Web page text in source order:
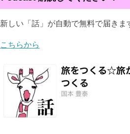
新しい「話」が自動で無料で届きま
こちらから